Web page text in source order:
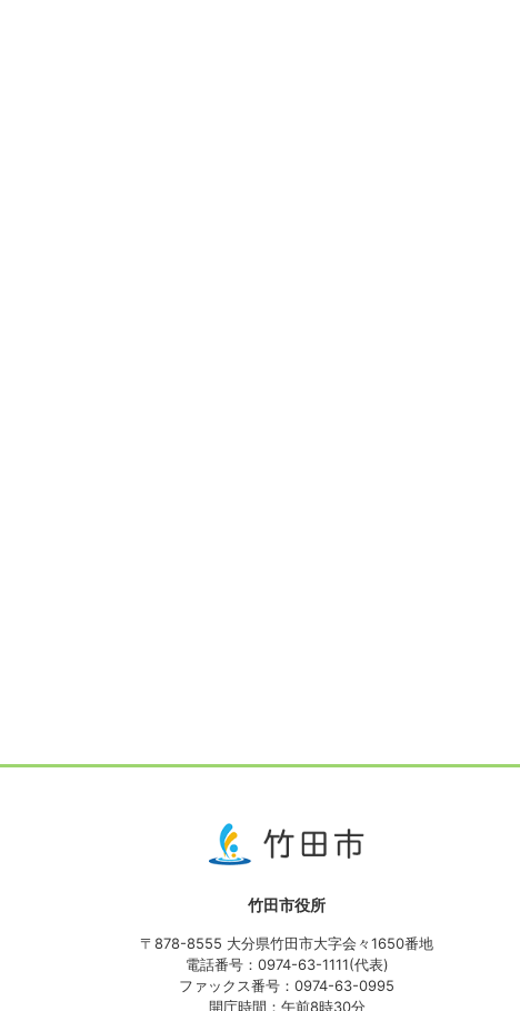
竹田市役所
〒878-8555 大分県竹田市大字会々1650番地
電話番号：0974-63-1111(代表)
ファックス番号：0974-63-0995
開庁時間：午前8時30分